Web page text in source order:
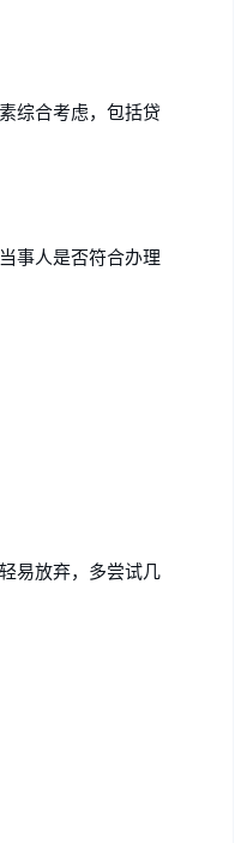
综合考虑，包括贷
事人是否符合办理
易放弃，多尝试几